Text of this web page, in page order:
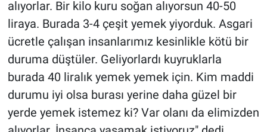
alıyorlar. Bir kilo kuru soğan alıyorsun 40-50
liraya. Burada 3-4 çeşit yemek yiyorduk. Asgari
ücretle çalışan insanlarımız kesinlikle kötü bir
duruma düştüler. Geliyorlardı kuyruklarla
burada 40 liralık yemek yemek için. Kim maddi
durumu iyi olsa burası yerine daha güzel bir
yerde yemek istemez ki? Var olanı da elimizden